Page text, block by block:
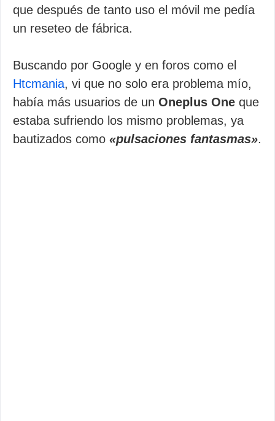
que después de tanto uso el móvil me pedía
un reseteo de fábrica.
Buscando por Google y en foros como el
Htcmania, vi que no solo era problema mío,
había más usuarios de un Oneplus One que
estaba sufriendo los mismo problemas, ya
bautizados como «pulsaciones fantasmas».